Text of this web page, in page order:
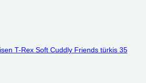
T-Rex Soft Cuddly Friends türkis 35